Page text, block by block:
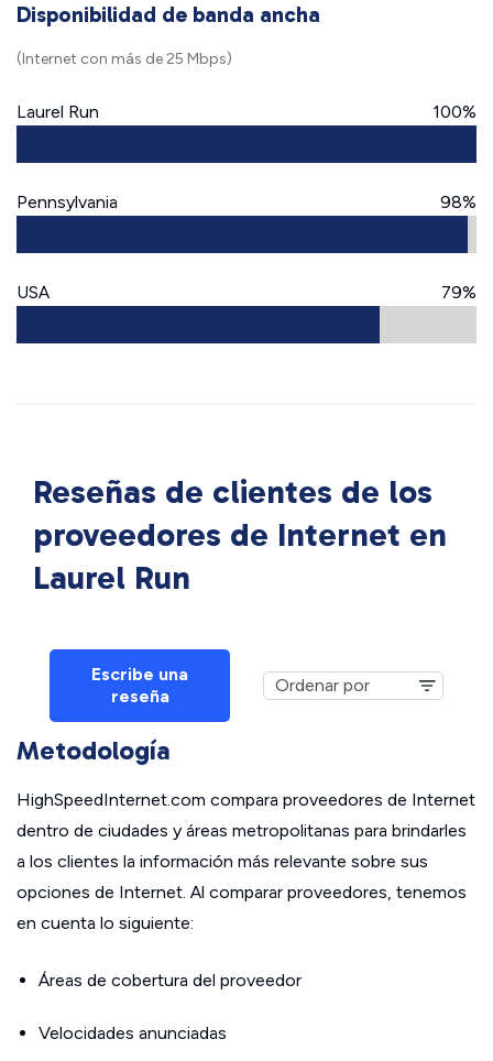
Disponibilidad de banda ancha
(Internet con más de 25 Mbps)
Laurel Run 100%
Pennsylvania 98%
USA 79%
Reseñas de clientes de los
proveedores de Internet en
Laurel Run
Escribe una
reseña
Metodología
HighSpeedInternet.com compara proveedores de Internet
dentro de ciudades y áreas metropolitanas para brindarles
a los clientes la información más relevante sobre sus
opciones de Internet. Al comparar proveedores, tenemos
en cuenta lo siguiente:
Áreas de cobertura del proveedor
Velocidades anunciadas